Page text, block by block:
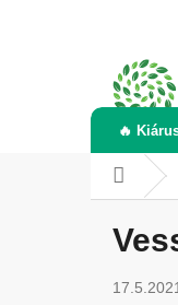
🔥
17.5.2021